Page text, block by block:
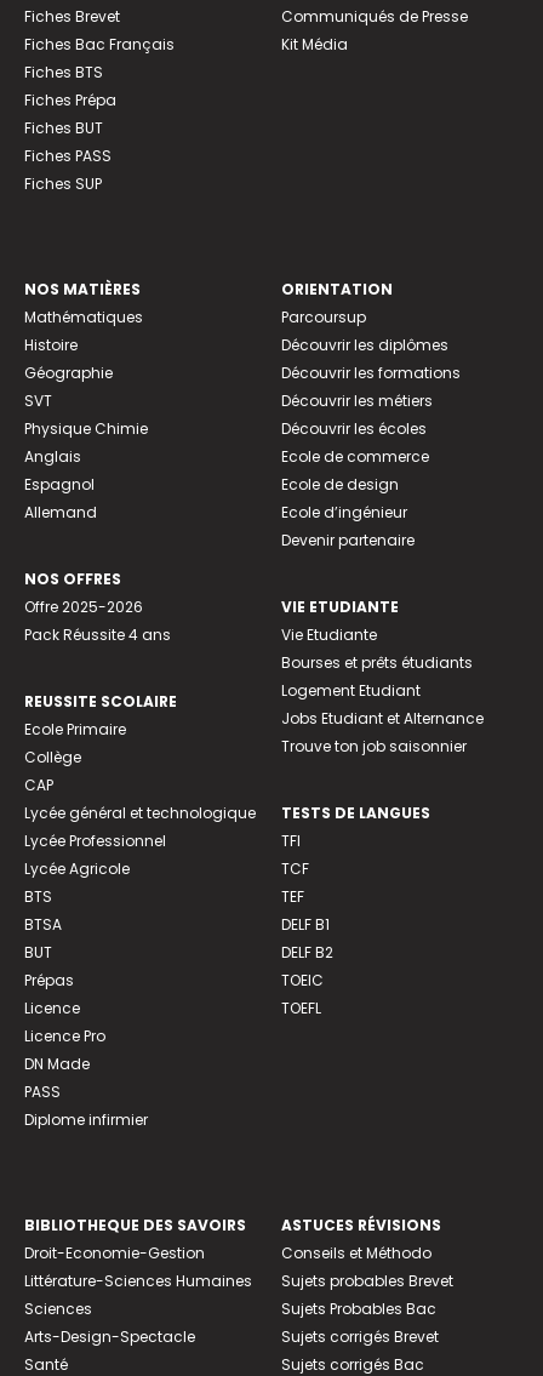
Fiches Brevet
Fiches Bac Français
Fiches BTS
Fiches Prépa
Fiches BUT
Fiches PASS
Fiches SUP
Communiqués de Presse
Kit Média
NOS MATIÈRES
Mathématiques
Histoire
Géographie
SVT
Physique Chimie
Anglais
Espagnol
Allemand
NOS OFFRES
Offre 2025-2026
Pack Réussite 4 ans
REUSSITE SCOLAIRE
Ecole Primaire
Collège
CAP
Lycée général et technologique
Lycée Professionnel
Lycée Agricole
BTS
BTSA
BUT
Prépas
Licence
Licence Pro
DN Made
PASS
Diplome infirmier
ORIENTATION
Parcoursup
Découvrir les diplômes
Découvrir les formations
Découvrir les métiers
Découvrir les écoles
Ecole de commerce
Ecole de design
Ecole d’ingénieur
Devenir partenaire
VIE ETUDIANTE
Vie Etudiante
Bourses et prêts étudiants
Logement Etudiant
Jobs Etudiant et Alternance
Trouve ton job saisonnier
TESTS DE LANGUES
TFI
TCF
TEF
DELF B1
DELF B2
TOEIC
TOEFL
BIBLIOTHEQUE DES SAVOIRS
Droit-Economie-Gestion
Littérature-Sciences Humaines
Sciences
Arts-Design-Spectacle
Santé
ASTUCES RÉVISIONS
Conseils et Méthodo
Sujets probables Brevet
Sujets Probables Bac
Sujets corrigés Brevet
Sujets corrigés Bac